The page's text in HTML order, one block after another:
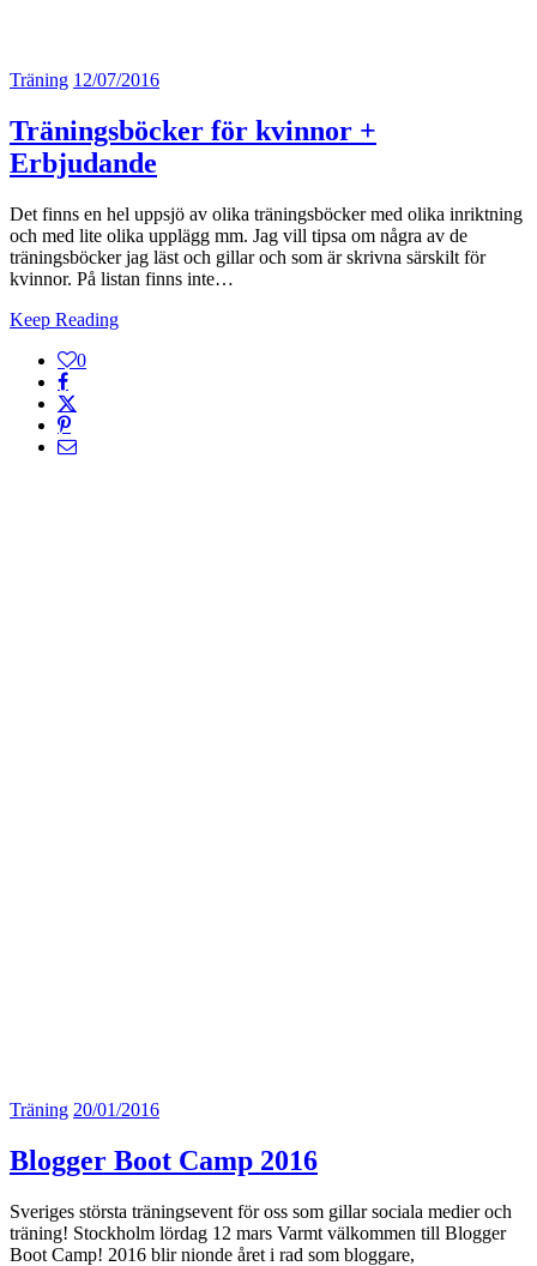
Träning 12/07/2016
Träningsböcker för kvinnor +
Erbjudande
Det finns en hel uppsjö av olika träningsböcker med olika inriktning
och med lite olika upplägg mm. Jag vill tipsa om några av de
träningsböcker jag läst och gillar och som är skrivna särskilt för
kvinnor. På listan finns inte…
Keep Reading
0
Träning 20/01/2016
Blogger Boot Camp 2016
Sveriges största träningsevent för oss som gillar sociala medier och
träning! Stockholm lördag 12 mars Varmt välkommen till Blogger
Boot Camp! 2016 blir nionde året i rad som bloggare,